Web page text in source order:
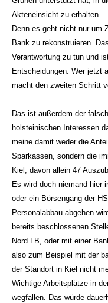
Akteneinsicht zu erhalten.
Denn es geht nicht nur um
Bank zu rekonstruieren.
Verantwortung zu tun und
Entscheidungen. Wer jetzt
macht den zweiten Schritt
Das ist außerdem der
holsteinischen Interessen
meine damit weder die
Sparkassen, sondern die
Kiel; davon allein 47
Es wird doch niemand hier
oder ein Börsengang der
Personalabbau abgehen
bereits beschlossenen
Nord LB, oder mit einer
also zum Beispiel mit der
der Standort in Kiel nicht
Wichtige Arbeitsplätze in
wegfallen. Das würde